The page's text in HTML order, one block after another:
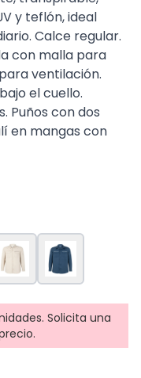
y teflón, ideal
Calce regular.
con malla para
ventilación.
el cuello.
Puños con dos
en mangas con
Solicita una